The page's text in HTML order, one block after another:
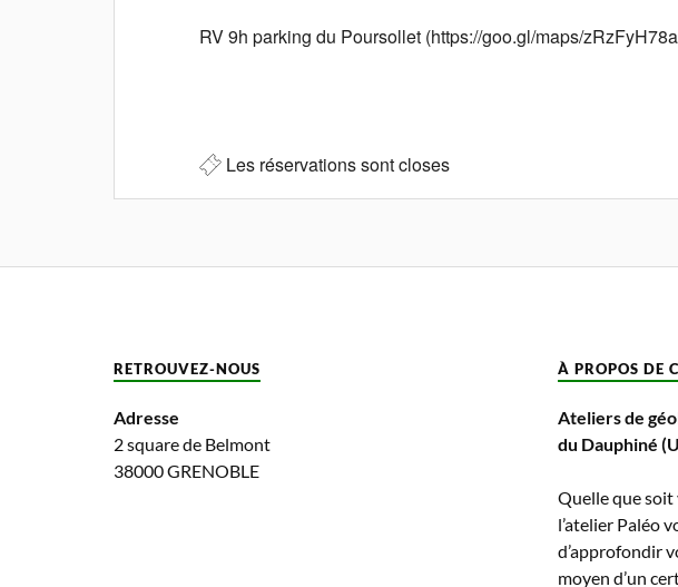
RV 9h parking du Poursollet (https://goo.gl/maps/
Les réservations sont closes
RETROUVEZ-NOUS
Adresse
2 square de Belmont
38000 GRENOBLE
À PROPOS DE
Ateliers de
du Dauphiné
Quelle que
l’atelier Paléo
d’approfondir
moyen d’un